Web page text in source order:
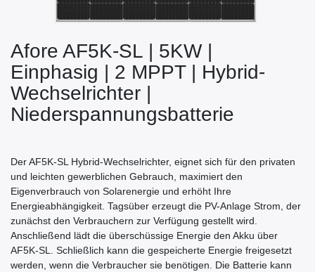
Afore AF5K-SL | 5KW |
Einphasig | 2 MPPT | Hybrid-
Wechselrichter |
Niederspannungsbatterie
Der AF5K-SL Hybrid-Wechselrichter, eignet sich für den privaten
und leichten gewerblichen Gebrauch, maximiert den
Eigenverbrauch von Solarenergie und erhöht Ihre
Energieabhängigkeit. Tagsüber erzeugt die PV-Anlage Strom, der
zunächst den Verbrauchern zur Verfügung gestellt wird.
Anschließend lädt die überschüssige Energie den Akku über
AF5K-SL. Schließlich kann die gespeicherte Energie freigesetzt
werden, wenn die Verbraucher sie benötigen. Die Batterie kann